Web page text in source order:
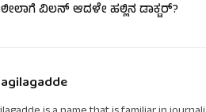
ವಿಲನ್ ಆದಳೇ ಹಲ್ಲಿನ ಡಾಕ್ಟರ್?